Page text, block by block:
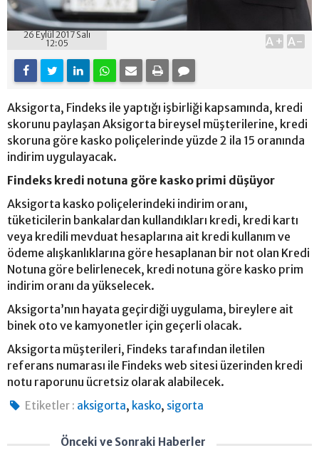
26 Eylül 2017 Salı
12:05
A+ A-
Aksigorta, Findeks ile yaptığı işbirliği kapsamında, kredi
skorunu paylaşan Aksigorta bireysel müşterilerine, kredi
skoruna göre kasko poliçelerinde yüzde 2 ila 15 oranında
indirim uygulayacak.
Findeks kredi notuna göre kasko primi düşüyor
Aksigorta kasko poliçelerindeki indirim oranı,
tüketicilerin bankalardan kullandıkları kredi, kredi kartı
veya kredili mevduat hesaplarına ait kredi kullanım ve
ödeme alışkanlıklarına göre hesaplanan bir not olan Kredi
Notuna göre belirlenecek, kredi notuna göre kasko prim
indirim oranı da yükselecek.
Aksigorta’nın hayata geçirdiği uygulama, bireylere ait
binek oto ve kamyonetler için geçerli olacak.
Aksigorta müşterileri, Findeks tarafından iletilen
referans numarası ile Findeks web sitesi üzerinden kredi
notu raporunu ücretsiz olarak alabilecek.
Etiketler : aksigorta, kasko, sigorta
Önceki ve Sonraki Haberler